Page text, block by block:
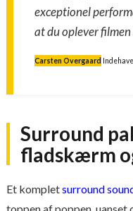
exceptionel
at du oplever
Carsten Overgaard
Surround
fladskærm
Et kompletsurround